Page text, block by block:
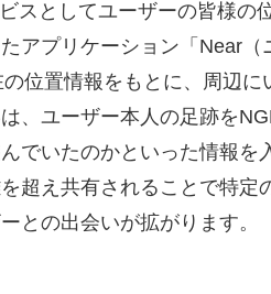
スとしてユーザーの皆様の
アプリケーション「Near
位置情報をもとに、周辺
、ユーザー本人の足跡を
でいたのかといった情報を
超え共有されることで特定
との出会いが拡がります。